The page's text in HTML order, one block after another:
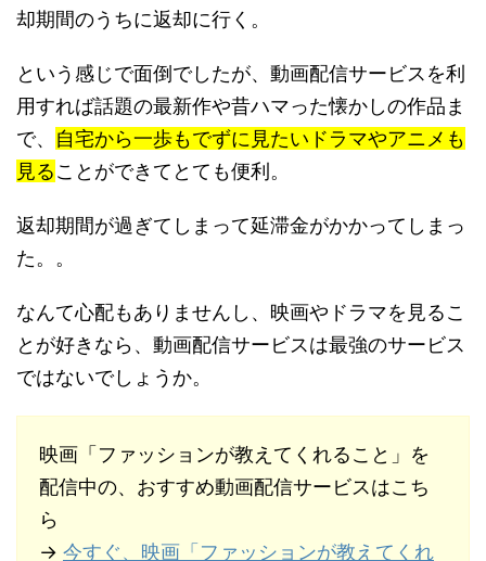
却期間のうちに返却に行く。
という感じで面倒でしたが、動画配信サービスを利
用すれば話題の最新作や昔ハマった懐かしの作品ま
で、 自宅から一歩もでずに見たいドラマやアニメも
見ることができてとても便利。
返却期間が過ぎてしまって延滞金がかかってしまっ
た。。
なんて心配もありませんし、映画やドラマを見るこ
とが好きなら、動画配信サービスは最強のサービス
ではないでしょうか。
映画「ファッションが教えてくれること」を
配信中の、おすすめ動画配信サービスはこち
ら
→ 今すぐ、映画「ファッションが教えてくれ